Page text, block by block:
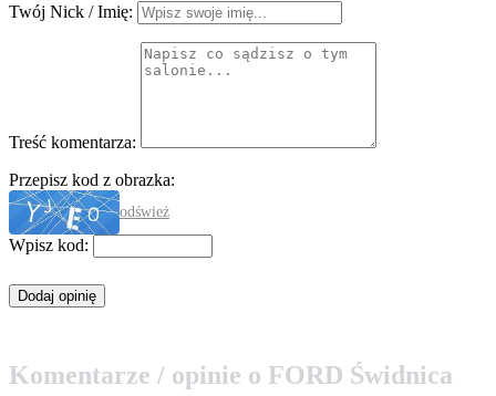
Twój Nick / Imię:
Treść komentarza:
Przepisz kod z obrazka:
odśwież
Wpisz kod:
Komentarze / opinie o FORD Świdnica